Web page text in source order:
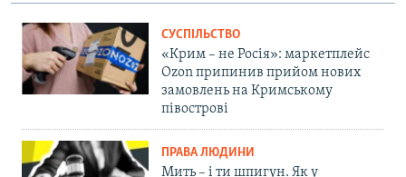
СУСПІЛЬСТВО
«Крим – не Росія»: маркетплейс
Ozon припинив прийом нових
замовлень на Кримському
півострові
ПРАВА ЛЮДИНИ
Мить – і ти шпигун. Як у